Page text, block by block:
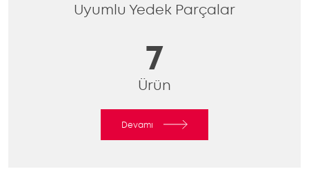
Uyumlu Yedek Parçalar
7
Ürün
Devamı